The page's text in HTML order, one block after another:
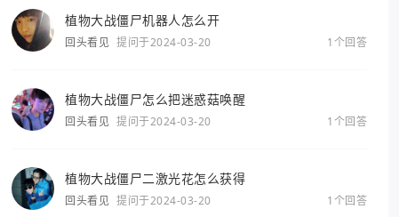
植物大战僵尸机器人怎么开
回头看见 提问于2024-03-20 1个回答
植物大战僵尸怎么把迷惑菇唤醒
回头看见 提问于2024-03-20 1个回答
植物大战僵尸二激光花怎么获得
回头看见 提问于2024-03-20 1个回答